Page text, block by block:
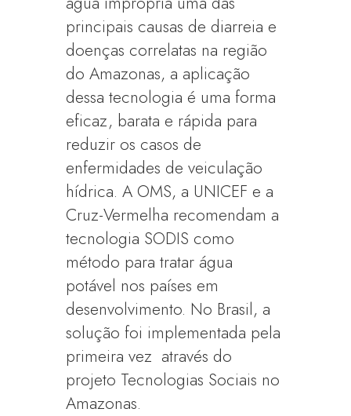
principais causas de diarreia e
doenças correlatas na região
do Amazonas, a aplicação
dessa tecnologia é uma forma
eficaz, barata e rápida para
reduzir os casos de
enfermidades de veiculação
hídrica. A OMS, a UNICEF e a
Cruz-Vermelha recomendam a
tecnologia SODIS como
método para tratar água
potável nos países em
desenvolvimento. No Brasil, a
solução foi implementada pela
primeira vez através do
projeto Tecnologias Sociais no
Amazonas.